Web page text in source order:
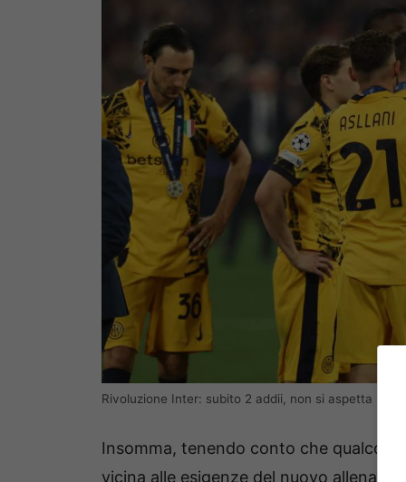
Rivoluzione Inter: subito 2 addii, non si aspetta
Insomma, tenendo conto che
vicina alle esigenze del nuovo